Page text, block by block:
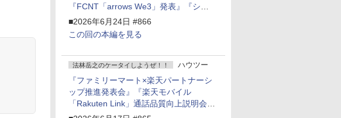
『FCNT「arrows We3」発表』『シャ
ープ 新製品発表会』
■2026年6月24日 #866
この回の本編を見る
法林岳之のケータイしようぜ！！ ハウツー
『ファミリーマート×楽天パートナーシ
ップ推進発表会』『楽天モバイル
「Rakuten Link」通話品質向上説明会』
『Google Storeを今年夏、東京・表参道